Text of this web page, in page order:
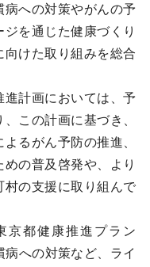
への対策やがんの予
を通じた健康づくり
けた取り組みを総合
計画においては、予
この計画に基づき、
るがん予防の推進、
の普及啓発や、より
の支援に取り組んで
都健康推進プラン
への対策など、ライ